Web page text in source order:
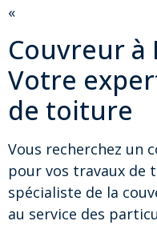
«
Couvreur à
Votre
de toiture
Vous recherchez un
pour vos travaux de
spécialiste de la
au service des